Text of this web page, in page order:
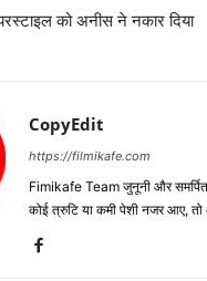
को अनीस ने नकार दिया
CopyEdit
https://filmikafe.com
Fimikafe Team जुनूनी और समर्पित
कोई त्रुटि या कमी पेशी नजर आए,